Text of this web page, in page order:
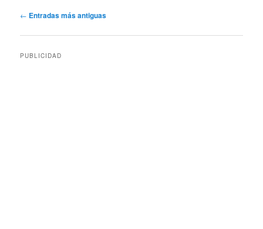
Navegación
entradas
← Entradas más antiguas
PUBLICIDAD